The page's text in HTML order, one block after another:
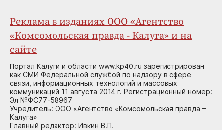
Реклама в изданиях ООО «Агентство
«Комсомольская правда - Калуга» и на
сайте
Портал Калуги и области www.kp40.ru зарегистрирован
как СМИ Федеральной службой по надзору в сфере
связи, информационных технологий и массовых
коммуникаций 11 августа 2014 г. Регистрационный номер:
Эл №ФС77-58967
Учредитель: ООО «Агентство «Комсомольская правда –
Калуга»
Главный редактор: Ивкин В.П.